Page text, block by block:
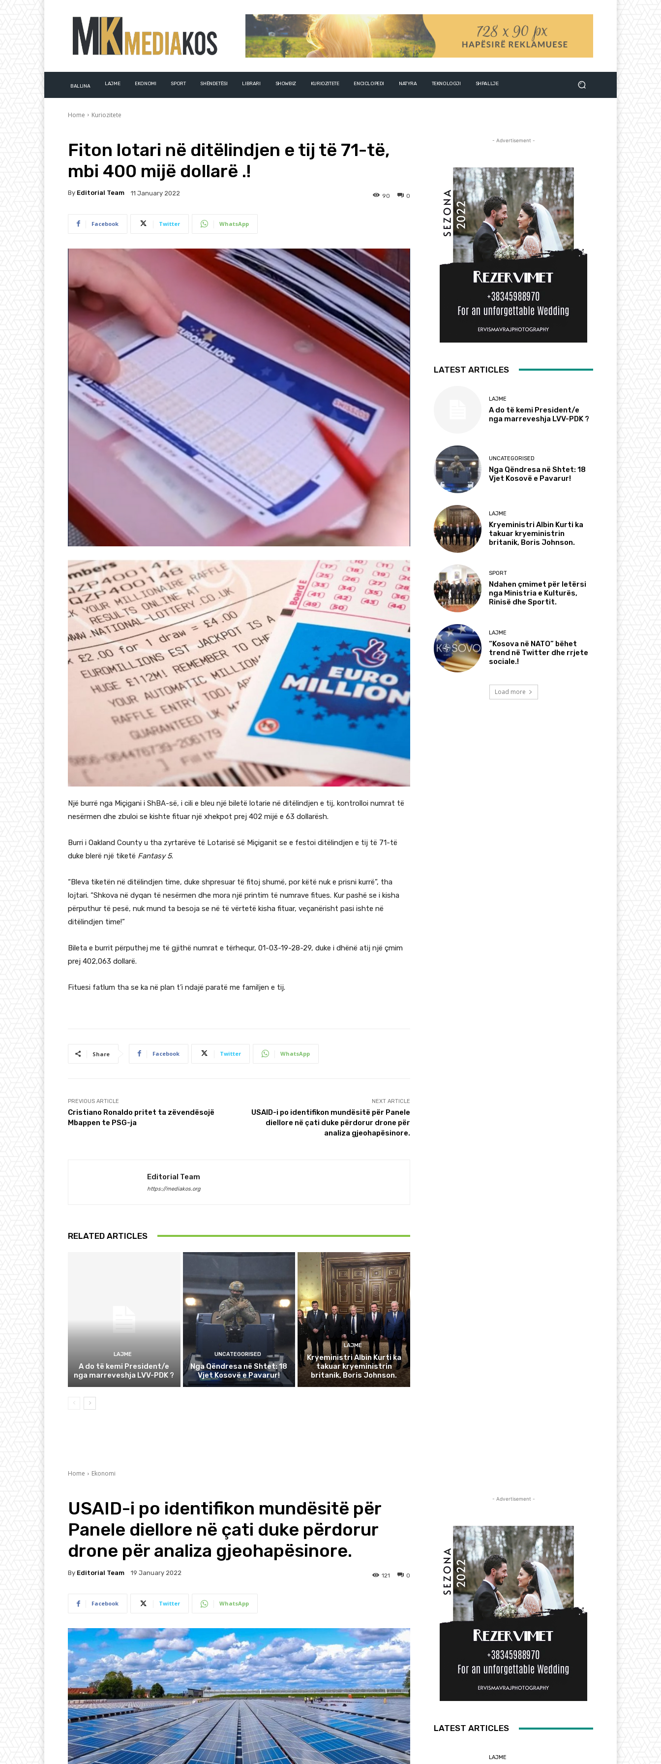
BALLINA LAJME EKONOMI SPORT SHËNDETËSI LIBRARI SHOWBIZ KURIOZITETE ENCICLOPEDI NATYRA TEKNOLOGJI SHPALLJE
Home Kuriozitete
Fiton lotari në ditëlindjen e tij të 71-të,
mbi 400 mijë dollarë .!
By Editorial Team 11 January 2022 0
90
Facebook Twitter WhatsApp
Një burrë nga Miçigani i ShBA-së, i cili e bleu një biletë lotarie në ditëlindjen e tij, kontrolloi numrat të
nesërmen dhe zbuloi se kishte fituar një xhekpot prej 402 mijë e 63 dollarësh.
Burri i Oakland County u tha zyrtarëve të Lotarisë së Miçiganit se e festoi ditëlindjen e tij të 71-të
duke blerë një tiketë Fantasy 5.
“Bleva tiketën në ditëlindjen time, duke shpresuar të fitoj shumë, por këtë nuk e prisni kurrë”, tha
lojtari. “Shkova në dyqan të nesërmen dhe mora një printim të numrave fitues. Kur pashë se i kisha
përputhur të pesë, nuk mund ta besoja se në të vërtetë kisha fituar, veçanërisht pasi ishte në
ditëlindjen time!”
Bileta e burrit përputhej me të gjithë numrat e tërhequr, 01-03-19-28-29, duke i dhënë atij një çmim
prej 402,063 dollarë.
Fituesi fatlum tha se ka në plan t’i ndajë paratë me familjen e tij.
Share Facebook Twitter WhatsApp
PREVIOUS ARTICLE
Cristiano Ronaldo pritet ta zëvendësojë
Mbappen te PSG-ja
NEXT ARTICLE
USAID-i po identifikon mundësitë për Panele
diellore në çati duke përdorur drone për
analiza gjeohapësinore.
Editorial Team
https://mediakos.org
RELATED ARTICLES
LAJME
A do të kemi President/e
nga marreveshja LVV-PDK ?
UNCATEGORISED
Nga Qëndresa në Shtet: 18
Vjet Kosovë e Pavarur!
LAJME
Kryeministri Albin Kurti ka
takuar kryeministrin
britanik, Boris Johnson.
- Advertisement -
LATEST ARTICLES
LAJME
A do të kemi President/e
nga marreveshja LVV-PDK ?
UNCATEGORISED
Nga Qëndresa në Shtet: 18
Vjet Kosovë e Pavarur!
LAJME
Kryeministri Albin Kurti ka
takuar kryeministrin
britanik, Boris Johnson.
SPORT
Ndahen çmimet për letërsi
nga Ministria e Kulturës,
Rinisë dhe Sportit.
LAJME
“Kosova në NATO” bëhet
trend në Twitter dhe rrjete
sociale.!
Load more